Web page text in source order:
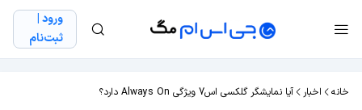
ورود |
ثبت‌نام
خانه اخبار آیا نمایشگر گلکسی اس7 ویژگی Always On دارد؟